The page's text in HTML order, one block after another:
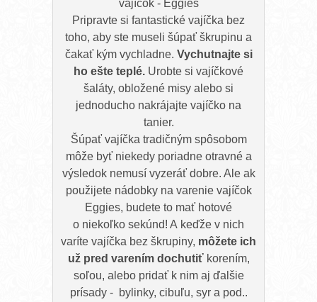
Pripravte si fantastické vajíčka bez
toho, aby ste museli šúpať škrupinu a
čakať kým vychladne. Vychutnajte si
ho ešte teplé. Urobte si vajíčkové
šaláty, obložené misy alebo si
jednoducho nakrájajte vajíčko na
tanier.
Šúpať vajíčka tradičným spôsobom
môže byť niekedy poriadne otravné a
výsledok nemusí vyzeráť dobre. Ale ak
použijete nádobky na varenie vajíčok
Eggies, budete to mať hotové
o niekoľko sekúnd! A keďže v nich
varíte vajíčka bez škrupiny, môžete ich
už pred varením dochutiť korením,
soľou, alebo pridať k nim aj ďalšie
prísady - bylinky, cibuľu, syr a pod..